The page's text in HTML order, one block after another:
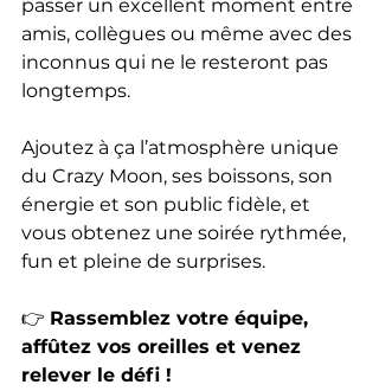
passer un excellent moment entre
amis, collègues ou même avec des
inconnus qui ne le resteront pas
longtemps.
Ajoutez à ça l’atmosphère unique
du Crazy Moon, ses boissons, son
énergie et son public fidèle, et
vous obtenez une soirée rythmée,
fun et pleine de surprises.
👉 Rassemblez votre équipe,
affûtez vos oreilles et venez
relever le défi !